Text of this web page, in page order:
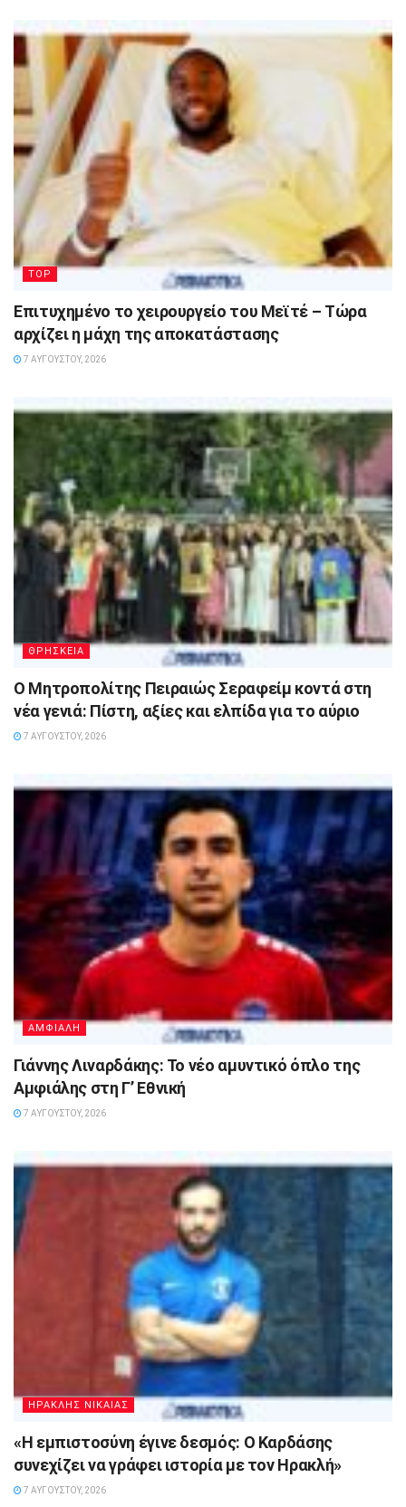
TOP
Επιτυχημένο το χειρουργείο του Μεϊτέ – Τώρα
αρχίζει η μάχη της αποκατάστασης
7 ΑΥΓΟΎΣΤΟΥ, 2026
ΘΡΗΣΚΕΙΑ
Ο Μητροπολίτης Πειραιώς Σεραφείμ κοντά στη
νέα γενιά: Πίστη, αξίες και ελπίδα για το αύριο
7 ΑΥΓΟΎΣΤΟΥ, 2026
ΑΜΦΙΑΛΗ
Γιάννης Λιναρδάκης: Το νέο αμυντικό όπλο της
Αμφιάλης στη Γ’ Εθνική
7 ΑΥΓΟΎΣΤΟΥ, 2026
ΗΡΑΚΛΗΣ ΝΙΚΑΙΑΣ
«Η εμπιστοσύνη έγινε δεσμός: Ο Καρδάσης
συνεχίζει να γράφει ιστορία με τον Ηρακλή»
7 ΑΥΓΟΎΣΤΟΥ, 2026